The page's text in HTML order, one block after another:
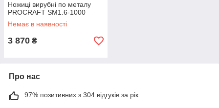
Ножиці вирубні по металу
PROCRAFT SM1.6-1000
Немає в наявності
3 870 ₴
Про нас
97% позитивних з 304 відгуків за рік